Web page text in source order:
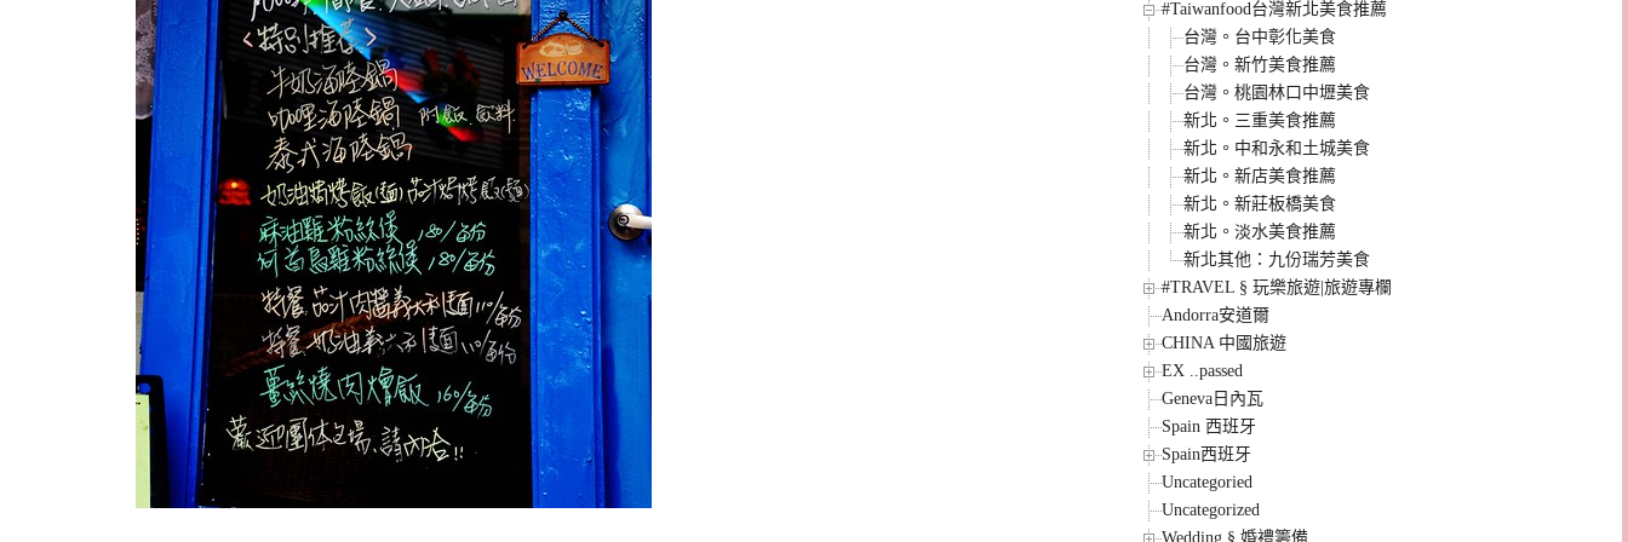
#Taiwanfood台灣新北美食推薦
台灣。台中彰化美食
台灣。新竹美食推薦
台灣。桃園林口中壢美食
新北。三重美食推薦
新北。中和永和土城美食
新北。新店美食推薦
新北。新莊板橋美食
新北。淡水美食推薦
新北其他：九份瑞芳美食
#TRAVEL § 玩樂旅遊|旅遊專欄
Andorra安道爾
CHINA 中國旅遊
EX ..passed
Geneva日內瓦
Spain 西班牙
Spain西班牙
Uncategoried
Uncategorized
Wedding § 婚禮籌備